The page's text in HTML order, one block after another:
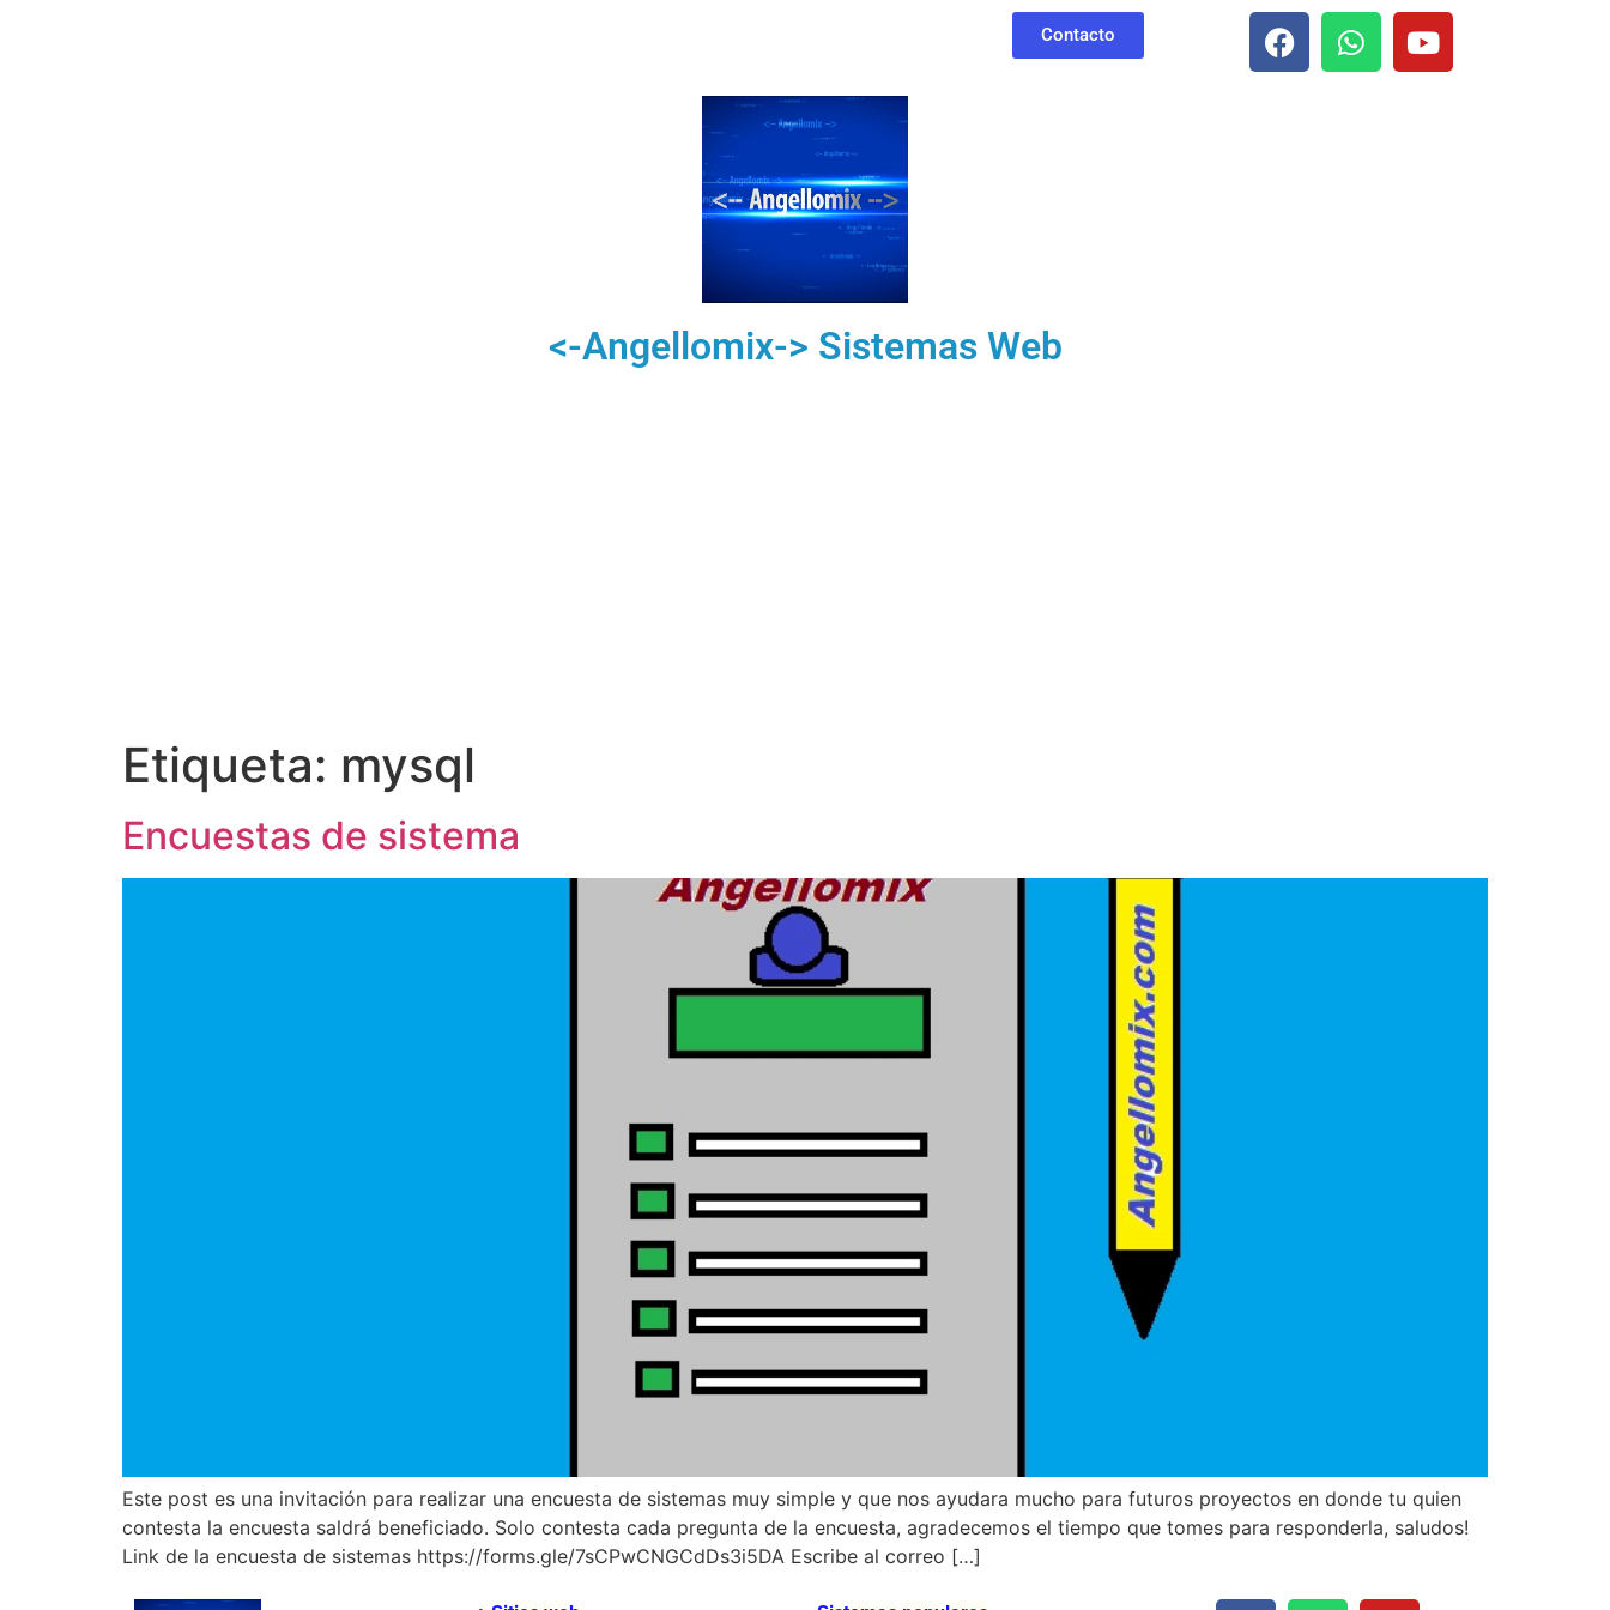
Contacto
<-Angellomix-> Sistemas Web
Etiqueta: mysql
Encuestas de sistema
Este post es una invitación para realizar una encuesta de sistemas muy simple y que nos ayudara mucho para futuros proyectos en donde tu quien
contesta la encuesta saldrá beneficiado. Solo contesta cada pregunta de la encuesta, agradecemos el tiempo que tomes para responderla, saludos!
Link de la encuesta de sistemas https://forms.gle/7sCPwCNGCdDs3i5DA Escribe al correo […]